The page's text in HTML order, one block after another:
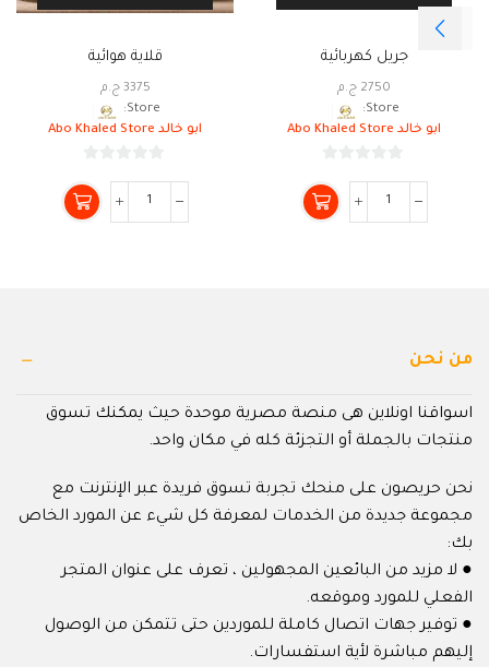
جريل كهربائية
2750 ج.م
Store:
ابو خالد Abo Khaled Store
من
5
قلاية هوائية
3375 ج.م
Store:
ابو خالد Abo Khaled Store
من
5
من نحن
اسواقنا اونلاين هى منصة مصرية موحدة حيث يمكنك تسوق
منتجات بالجملة أو التجزئة كله في مكان واحد.
نحن حريصون على منحك تجربة تسوق فريدة عبر الإنترنت مع
مجموعة جديدة من الخدمات لمعرفة كل شيء عن المورد الخاص
بك:
● لا مزيد من البائعين المجهولين ، تعرف على عنوان المتجر
الفعلي للمورد وموقعه.
● توفير جهات اتصال كاملة للموردين حتى تتمكن من الوصول
إليهم مباشرة لأية استفسارات.